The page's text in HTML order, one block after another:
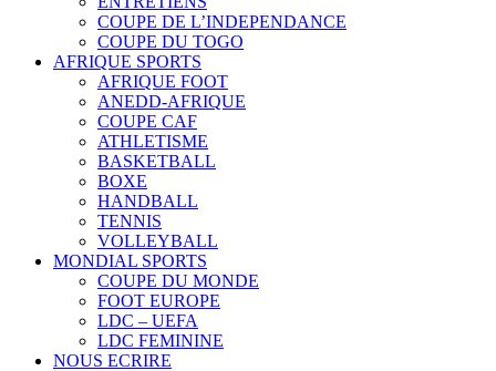
COUPE DE L’INDEPENDANCE
COUPE DU TOGO
AFRIQUE SPORTS
AFRIQUE FOOT
ANEDD-AFRIQUE
COUPE CAF
ATHLETISME
BASKETBALL
BOXE
HANDBALL
TENNIS
VOLLEYBALL
MONDIAL SPORTS
COUPE DU MONDE
FOOT EUROPE
LDC – UEFA
LDC FEMININE
NOUS ECRIRE